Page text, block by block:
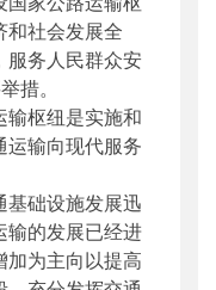
和社会发展全
服务人民群众安
措。
枢纽是实施和
运输向现代服务
础设施发展迅
输的发展已经进
加为主向以提高